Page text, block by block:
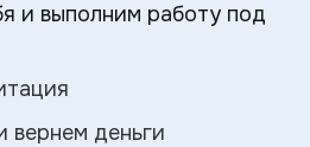
и выполним работу под
вернем деньги